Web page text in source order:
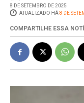
8 DE SETEMBRO DE 2025
ATUALIZADO HÁ8 DE
COMPARTILHE ESSA